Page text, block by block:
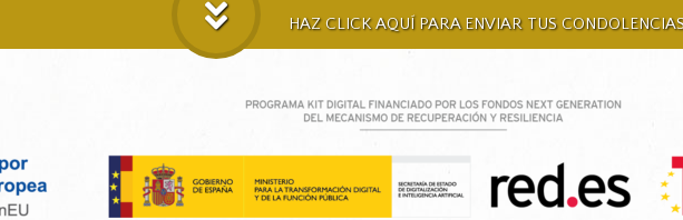
HAZ CLICK AQUÍ PARA ENVIAR TUS